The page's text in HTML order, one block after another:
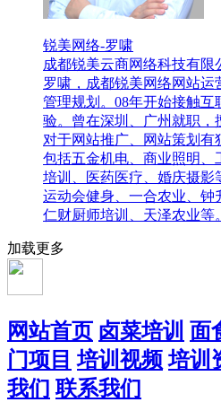
锐美网络-罗啸
成都锐美云商网络科技有限
罗啸，成都锐美网络网站
管理规划。08年开始接触
验。曾在深圳、广州就职，
对于网站推广、网站策划有
包括五金机电、商业照明
培训、医药医疗、婚庆摄
运动会健身、一合农业、
仁财厨师培训、天泽农业
加载更多
网站首页 卤菜培训 面
门项目 培训视频 培训
我们 联系我们